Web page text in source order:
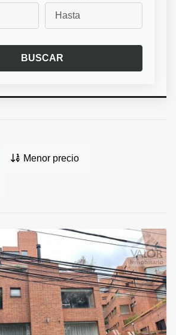
BUSCAR
Menor precio